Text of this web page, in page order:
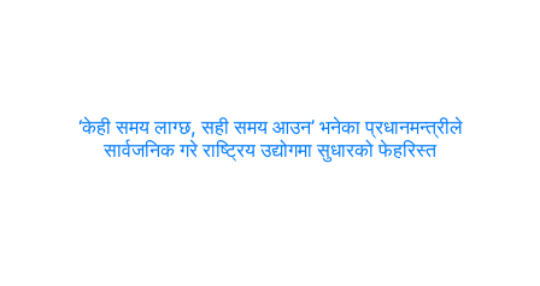
‘केही समय लाग्छ, सही समय आउन’ भनेका प्रधानमन्त्रीले
सार्वजनिक गरे राष्ट्रिय उद्योगमा सुधारको फेहरिस्त